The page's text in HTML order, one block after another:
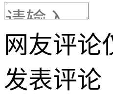
网友评论
发表评论